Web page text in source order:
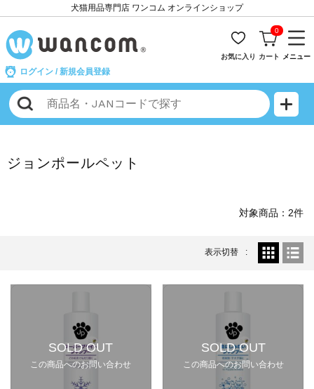
犬猫用品専門店 ワンコム オンラインショップ
ログイン / 新規会員登録
お気に入り
0
カート メニュー
ジョンポールペット
対象商品：2件
表示切替
SOLD OUT
この商品へのお問い合わせ
SOLD OUT
この商品へのお問い合わせ